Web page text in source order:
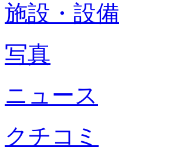
施設・設備
写真
ニュース
クチコミ